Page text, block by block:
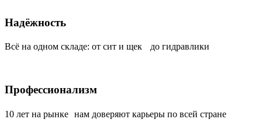
Надёжность
Всё на одном складе: от сит и щек до гидравлики
Профессионализм
10 лет на рынке нам доверяют карьеры по всей стране